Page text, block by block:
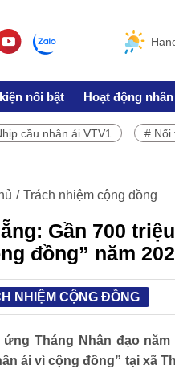
nổi bật Hoạt động
NỔI BẬT
NHIỆM CỘNG ĐỒNG
nghiệp - Doanh nhân
tiêu biểu
cầu nhân ái VTV1 # Nối
Trách nhiệm cộng đồng
Gần 700
đồng” năm
NHIỆM CỘNG ĐỒNG
ứng Tháng Nhân đạo
ái vì cộng đồng” tại xã